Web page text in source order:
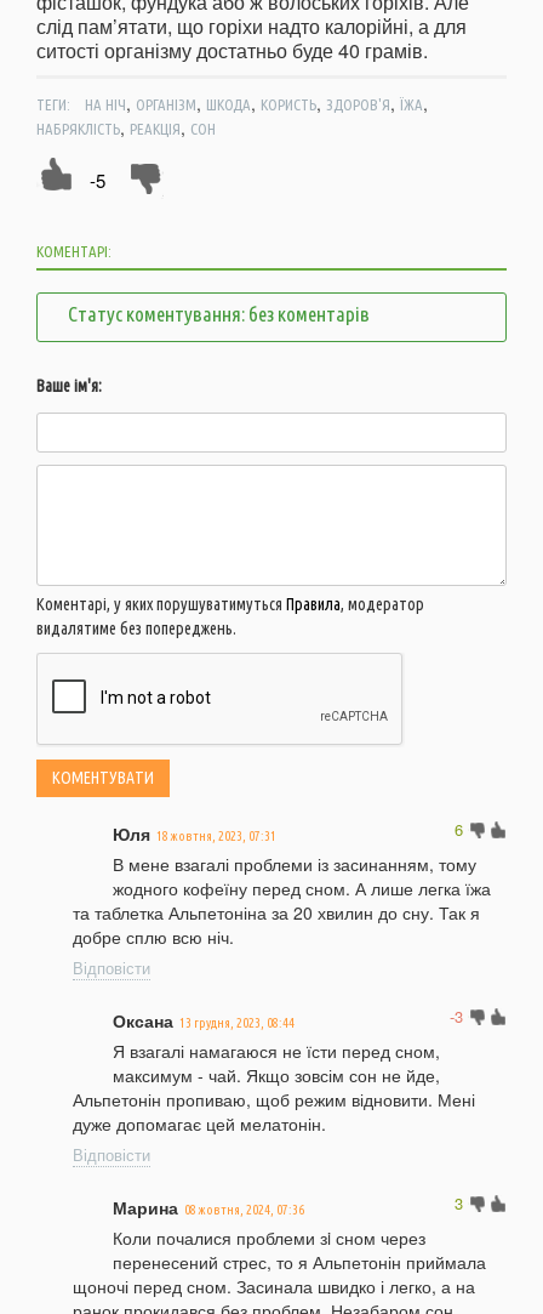
слід пам’ятати, що горіхи надто калорійні, а для
ситості організму достатньо буде 40 грамів.
ТЕГИ: НА НІЧ, ОРГАНІЗМ, ШКОДА, КОРИСТЬ, ЗДОРОВ'Я, ЇЖА,
НАБРЯКЛІСТЬ, РЕАКЦІЯ, СОН
-5
КОМЕНТАРІ:
Статус коментування: без коментарів
Ваше ім'я:
Коментарі, у яких порушуватимуться Правила, модератор
видалятиме без попереджень.
6
Юля 18 жовтня, 2023, 07:31
В мене взагалі проблеми із засинанням, тому
жодного кофеїну перед сном. А лише легка їжа
та таблетка Альпетоніна за 20 хвилин до сну. Так я
добре сплю всю ніч.
Відповісти
-3
Оксана 13 грудня, 2023, 08:44
Я взагалі намагаюся не їсти перед сном,
максимум - чай. Якщо зовсім сон не йде,
Альпетонін пропиваю, щоб режим відновити. Мені
дуже допомагає цей мелатонін.
Відповісти
3
Марина 08 жовтня, 2024, 07:36
Коли почалися проблеми зi сном через
перенесений стрес, то я Альпетонін приймала
щоночі перед сном. Засинала швидко і легко, а на